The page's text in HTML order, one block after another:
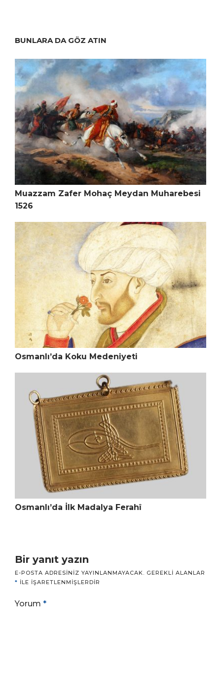
BUNLARA DA GÖZ ATIN
Muazzam Zafer Mohaç Meydan Muharebesi
1526
Osmanlı’da Koku Medeniyeti
Osmanlı’da İlk Madalya Ferahî
Bir yanıt yazın
E-POSTA ADRESINIZ YAYINLANMAYACAK. GEREKLI ALANLAR
* ILE IŞARETLENMIŞLERDIR
Yorum *